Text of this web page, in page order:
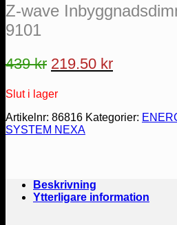
Z-wave
9101
439kr Det
priset
var:
439 kr.
219.50 krDet
är:
Slut i lager
Artikelnr: 86816 Kategorier:
SYSTEM NEXA
Beskrivning
Ytterligare information